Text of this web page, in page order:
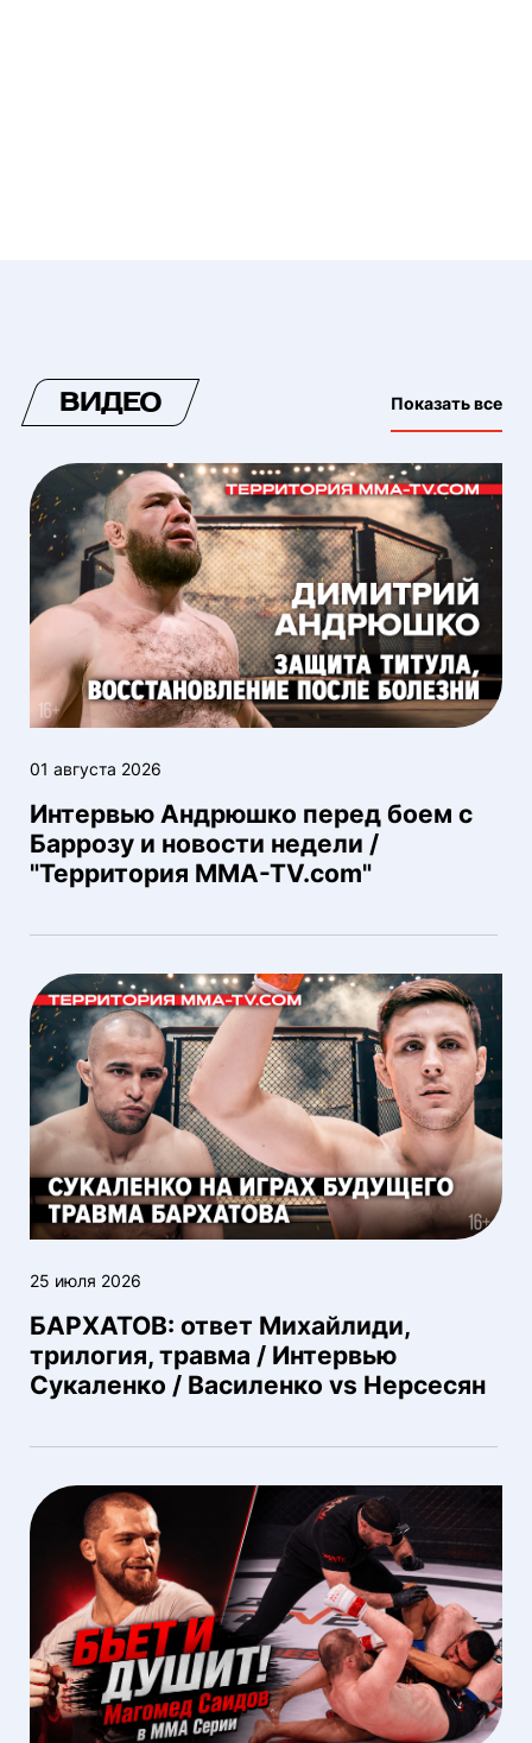
ВИДЕО Показать все
01 августа 2026
Интервью Андрюшко перед боем с
Баррозу и новости недели /
"Территория MMA-TV.com"
25 июля 2026
БАРХАТОВ: ответ Михайлиди,
трилогия, травма / Интервью
Сукаленко / Василенко vs Нерсесян